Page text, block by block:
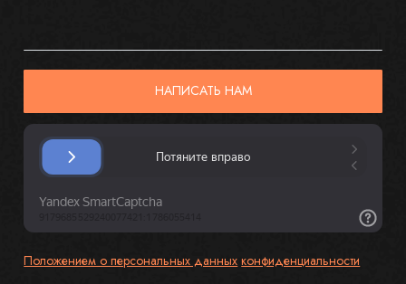
НАПИСАТЬ НАМ
Положением о персональных данных конфиденциальности